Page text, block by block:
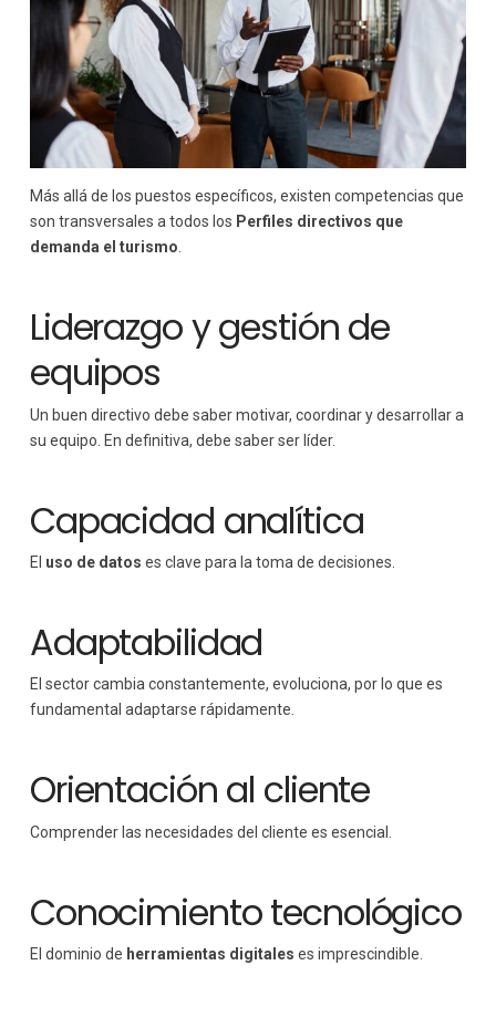
Más allá de los puestos específicos, existen competencias que
son transversales a todos los Perfiles directivos que
demanda el turismo.
Liderazgo y gestión de
equipos
Un buen directivo debe saber motivar, coordinar y desarrollar a
su equipo. En definitiva, debe saber ser líder.
Capacidad analítica
El uso de datos es clave para la toma de decisiones.
Adaptabilidad
El sector cambia constantemente, evoluciona, por lo que es
fundamental adaptarse rápidamente.
Orientación al cliente
Comprender las necesidades del cliente es esencial.
Conocimiento tecnológico
El dominio de herramientas digitales es imprescindible.